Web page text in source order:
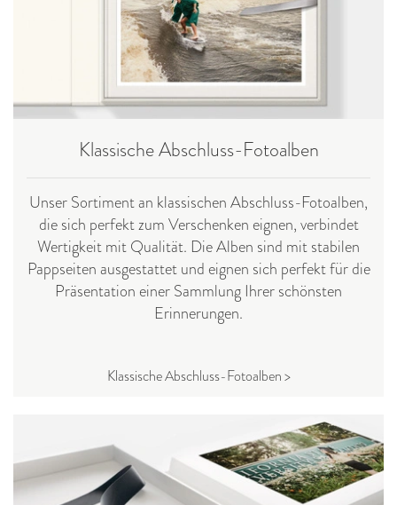
Klassische Abschluss-Fotoalben
Unser Sortiment an klassischen Abschluss-Fotoalben,
die sich perfekt zum Verschenken eignen, verbindet
Wertigkeit mit Qualität. Die Alben sind mit stabilen
Pappseiten ausgestattet und eignen sich perfekt für die
Präsentation einer Sammlung Ihrer schönsten
Erinnerungen.
Klassische Abschluss-Fotoalben >